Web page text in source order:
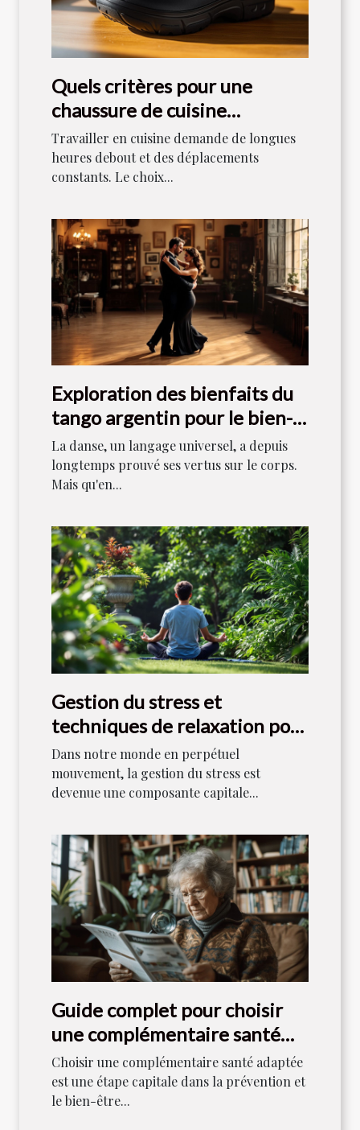
Quels critères pour une
chaussure de cuisine
confortable ?
Travailler en cuisine demande de longues
heures debout et des déplacements
constants. Le choix...
Exploration des bienfaits du
tango argentin pour le bien-
être mental
La danse, un langage universel, a depuis
longtemps prouvé ses vertus sur le corps.
Mais qu'en...
Gestion du stress et
techniques de relaxation pour
un bien-être quotidien
Dans notre monde en perpétuel
mouvement, la gestion du stress est
devenue une composante capitale...
Guide complet pour choisir
une complémentaire santé
adaptée aux seniors
Choisir une complémentaire santé adaptée
est une étape capitale dans la prévention et
le bien-être...